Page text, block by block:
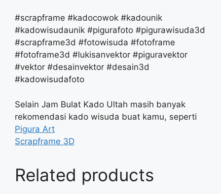
#scrapframe #kadocowok #kadounik
#kadowisudaunik #pigurafoto #pigurawisuda3d
#scrapframe3d #fotowisuda #fotoframe
#fotoframe3d #lukisanvektor #piguravektor
#vektor #desainvektor #desain3d
#kadowisudafoto
Selain Jam Bulat Kado Ultah masih banyak
rekomendasi kado wisuda buat kamu, seperti
Pigura Art
Scrapframe 3D
Related products